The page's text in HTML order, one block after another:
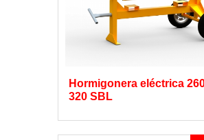
Hormigonera eléctrica
320 SBL